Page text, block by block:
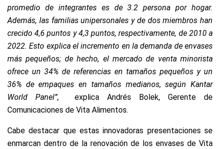
promedio de integrantes es de 3.2 persona por hogar.
Además, las familias unipersonales y de dos miembros han
crecido 4,6 puntos y 4,3 puntos, respectivamente, de 2010 a
2022. Esto explica el incremento en la demanda de envases
más pequeños; de hecho, el mercado de venta minorista
ofrece un 34% de referencias en tamaños pequeños y un
36% de empaques en tamaños medianos, según Kantar
World Panel”,
explica Andrés Bolek, Gerente de
Comunicaciones de Vita Alimentos.
Cabe destacar que estas innovadoras presentaciones se
enmarcan dentro de la renovación de los envases de Vita